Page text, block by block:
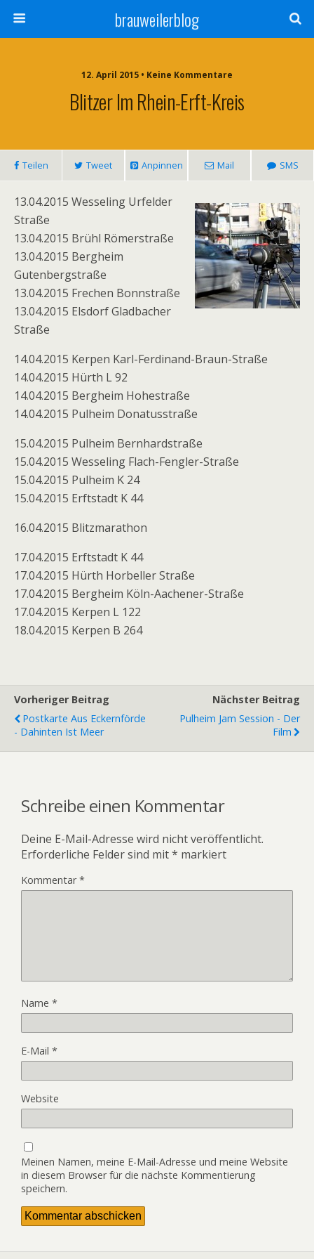
brauweilerblog
12. April 2015 • Keine Kommentare
Blitzer Im Rhein-Erft-Kreis
Teilen Tweet Anpinnen Mail SMS
13.04.2015 Wesseling Urfelder
Straße
13.04.2015 Brühl Römerstraße
13.04.2015 Bergheim
Gutenbergstraße
13.04.2015 Frechen Bonnstraße
13.04.2015 Elsdorf Gladbacher
Straße
14.04.2015 Kerpen Karl-Ferdinand-Braun-Straße
14.04.2015 Hürth L 92
14.04.2015 Bergheim Hohestraße
14.04.2015 Pulheim Donatusstraße
15.04.2015 Pulheim Bernhardstraße
15.04.2015 Wesseling Flach-Fengler-Straße
15.04.2015 Pulheim K 24
15.04.2015 Erftstadt K 44
16.04.2015 Blitzmarathon
17.04.2015 Erftstadt K 44
17.04.2015 Hürth Horbeller Straße
17.04.2015 Bergheim Köln-Aachener-Straße
17.04.2015 Kerpen L 122
18.04.2015 Kerpen B 264
Vorheriger Beitrag
Postkarte Aus Eckernförde
- Dahinten Ist Meer
Nächster Beitrag
Pulheim Jam Session - Der
Film
Schreibe einen Kommentar
Deine E-Mail-Adresse wird nicht veröffentlicht.
Erforderliche Felder sind mit* markiert
Kommentar*
Name *
E-Mail *
Website
Meinen Namen, meine E-Mail-Adresse und meine Website
in diesem Browser für die nächste Kommentierung
speichern.